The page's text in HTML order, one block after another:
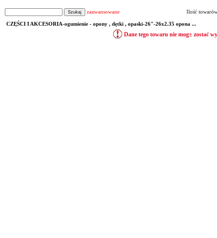
zaawansowane Ilość
CZĘŚCI I AKCESORIA-ogumienie - opony , dętki , opaski-26"-26x2.35 opona ...
Dane tego towaru nie mog± zostać